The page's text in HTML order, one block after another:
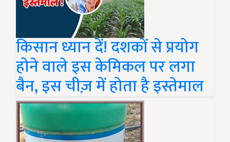
किसान ध्यान दें! दशकों से प्रयोग
होने वाले इस केमिकल पर लगा
बैन, इस चीज़ में होता है इस्तेमाल